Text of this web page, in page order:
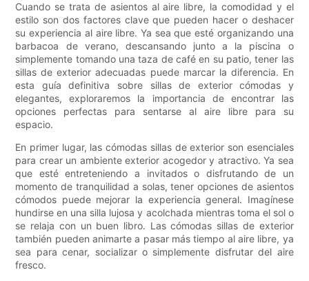
Cuando se trata de asientos al aire libre, la comodidad y el
estilo son dos factores clave que pueden hacer o deshacer
su experiencia al aire libre. Ya sea que esté organizando una
barbacoa de verano, descansando junto a la piscina o
simplemente tomando una taza de café en su patio, tener las
sillas de exterior adecuadas puede marcar la diferencia. En
esta guía definitiva sobre sillas de exterior cómodas y
elegantes, exploraremos la importancia de encontrar las
opciones perfectas para sentarse al aire libre para su
espacio.
En primer lugar, las cómodas sillas de exterior son esenciales
para crear un ambiente exterior acogedor y atractivo. Ya sea
que esté entreteniendo a invitados o disfrutando de un
momento de tranquilidad a solas, tener opciones de asientos
cómodos puede mejorar la experiencia general. Imagínese
hundirse en una silla lujosa y acolchada mientras toma el sol o
se relaja con un buen libro. Las cómodas sillas de exterior
también pueden animarte a pasar más tiempo al aire libre, ya
sea para cenar, socializar o simplemente disfrutar del aire
fresco.